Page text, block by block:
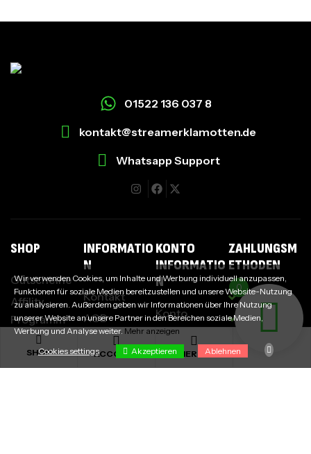
SHOP ACCOUNT MERCH
01522 136 037 8
kontakt@streamerklamotten.de
Whatsapp Support
SHOP
Gutscheine
Affility
Programm
Größentabelle
INFORMATIO
N
Kontakt
AGB
Widerrufsbelehrung
Datenschutzerklärung
KONTO
INFORMATIO
N
Konto
Erstellen
Anmelden
ZAHLUNGSM
ETHODEN
Paypal
Kreditkarte
Klarna
Wir verwenden Cookies, um Inhalte und Werbung individuell anzupassen,
Funktionen für soziale Medien bereitzustellen und unsere Website-Nutzung
zu analysieren. Außerdem geben wir Informationen über Ihre Nutzung
unserer Website an unsere Partner in den Bereichen soziale Medien,
Werbung und Analyse weiter. Mehr anzeigen
Cookies settings
Akzeptieren Ablehnen
0